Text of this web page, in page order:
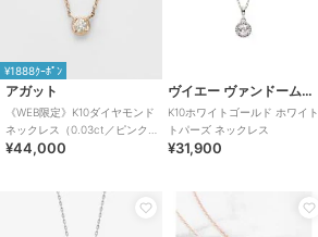
¥1888ｸｰﾎﾟﾝ
アガット
《WEB限定》K10ダイヤモンド
ネックレス（0.03ct／ピンク
ゴールド）
¥44,000
ヴイエー ヴァンドーム青山
K10ホワイトゴールド ホワイト
トパーズ ネックレス
¥31,900